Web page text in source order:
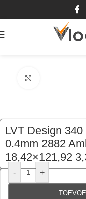
/
LVT Design
0.4mm 2882
18,42×121,92
- +